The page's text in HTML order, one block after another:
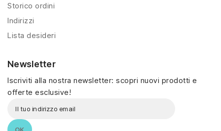
Storico ordini
Indirizzi
Lista desideri
Newsletter
Iscriviti alla nostra newsletter: scopri nuovi prodotti e
offerte esclusive!